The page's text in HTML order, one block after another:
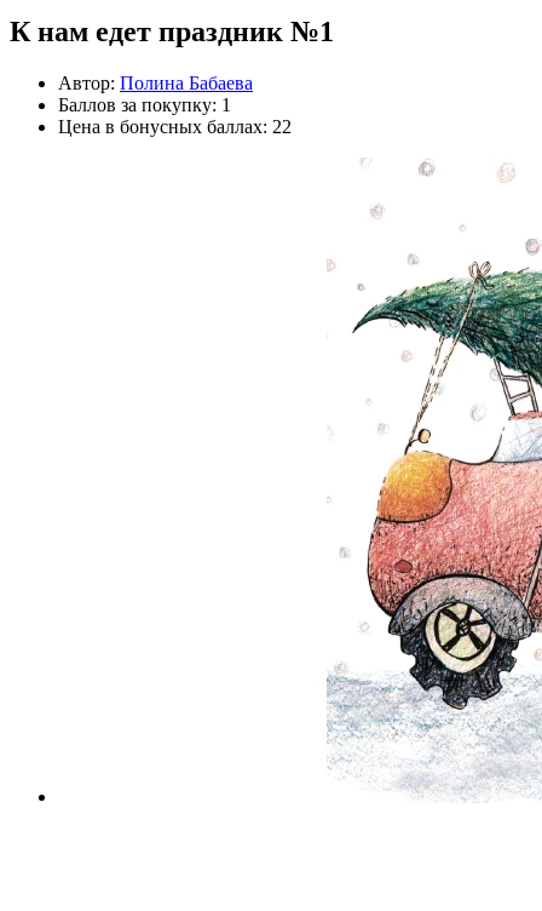
К нам едет праздник №1
Автор: Полина Бабаева
Баллов за покупку: 1
Цена в бонусных баллах: 22